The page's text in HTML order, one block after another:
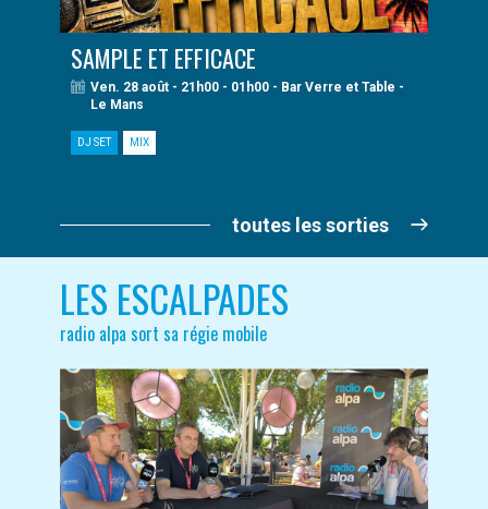
SAMPLE ET EFFICACE
Ven. 28 août - 21h00 - 01h00 - Bar Verre et Table -
Le Mans
DJ SET MIX
toutes les sorties
LES ESCALPADES
radio alpa sort sa régie mobile